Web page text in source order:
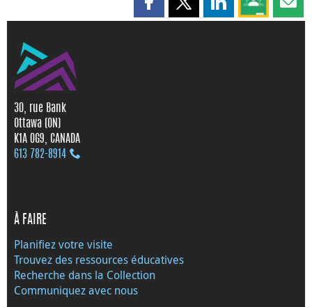
Partager cette page sur
Partager cette page sur X
Partager cette
Partagez
30, rue Bank
Ottawa (ON)
K1A 0G9, CANADA
613 782‑8914
À FAIRE
Planifiez votre visite
Trouvez des ressources éducatives
Recherche dans la Collection
Communiquez avec nous